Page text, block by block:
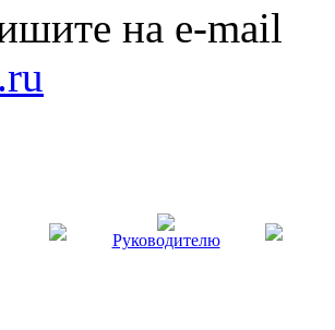
на e-mail
Руководителю